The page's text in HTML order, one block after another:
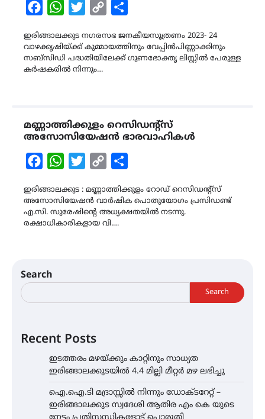
FacebookWhatsAppTwitterCopy
ഇരിങ്ങാലക്കുട നഗരസഭ ജനകീയസൂത്രണം 2023- 24
വാഴക്കൃഷിയ്ക്ക് കുമ്മായത്തിനും വേപ്പിൻപിണ്ണാക്കിനും
സബ്‌സിഡി പദ്ധതിയിലേക്ക് ഗുണഭോക്തൃ ലിസ്റ്റിൽ പേരുള്ള
കർഷകരിൽ നിന്നും…
മണ്ണാത്തിക്കുളം റെസിഡന്റ്‌സ്
അസോസിയേഷൻ ഭാരവാഹികൾ
FacebookWhatsAppTwitterCopy
ഇരിങ്ങാലക്കുട : മണ്ണാത്തിക്കുളം റോഡ് റെസിഡന്റ്‌സ്
അസോസിയേഷൻ വാർഷിക പൊതുയോഗം പ്രസിഡണ്ട്
എ.സി. സുരേഷിൻ്റെ അധ്യക്ഷതയിൽ നടന്നു.
രക്ഷാധികാരികളായ വി.…
Search
Search
Recent Posts
ഇടത്തരം മഴയ്ക്കും കാറ്റിനും സാധ്യത
ഇരിങ്ങാലക്കുടയിൽ 4.4 മില്ലി മീറ്റർ മഴ ലഭിച്ചു
ഐ.ഐ.ടി മദ്രാസ്സിൽ നിന്നും ഡോക്ടറേറ്റ് –
ഇരിങ്ങാലക്കുട സ്വദേശി ആതിര എം കെ യുടെ